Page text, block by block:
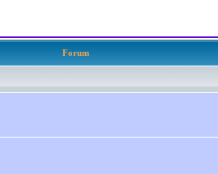
Forum